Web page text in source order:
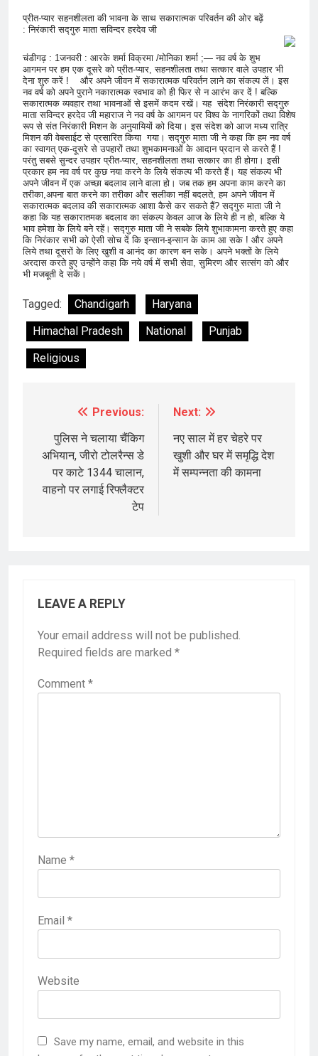
प्रीत-प्यार सहनशीलता की भावना के साथ सकारात्मक परिवर्तन की ओर बढ़ें
: निरंकारी सद्गुरु माता सविन्दर हरदेव जी
चंडीगढ़ : 1जनवरी : आरके शर्मा विक्रमा /मोनिका शर्मा ;— नव वर्ष के शुभ
आगमन पर हम एक दूसरे को प्रीत-प्यार, सहनशीलता तथा सत्कार वाले उपहार भी
देना शुरु करें ! और अपने जीवन में सकारात्मक परिवर्तन लाने का संकल्प लें। इस
नव वर्ष को अपने पुराने नकारात्मक स्वभाव को ही फिर से न आरंभ कर दें ! बल्कि
सकारात्मक व्यवहार तथा भावनाओं से इसमें कदम रखें। यह संदेश निरंकारी सद्गुरु
माता सविन्दर हरदेव जी महाराज ने नव वर्ष के आगमन पर विश्व के नागरिकों तथा विशेष
रूप से संत निरंकारी मिशन के अनुयायियों को दिया। इस संदेश को आज मध्य रात्रि
मिशन की वेबसाईट से प्रसारित किया गया। सद्गुरु माता जी ने कहा कि हम नव वर्ष
का स्वागत् एक-दूसरे से उपहारों तथा शुभकामनाओं के आदान प्रदान से करते हैं !
परंतु सबसे सुन्दर उपहार प्रीत-प्यार, सहनशीलता तथा सत्कार का ही होगा। इसी
प्रकार हम नव वर्ष पर कुछ नया करने के लिये संकल्प भी करते हैं। यह संकल्प भी
अपने जीवन में एक अच्छा बदलाव लाने वाला हो। जब तक हम अपना काम करने का
तरीका,अपना बात करने का तरीका और सलीका नहीं बदलते, हम अपने जीवन में
सकारात्मक बदलाव की सकारात्मक आशा कैसे कर सकते हैं? सद्गुरु माता जी ने
कहा कि यह सकारातमक बदलाव का संकल्प केवल आज के लिये ही न हो, बल्कि ये
भाव हमेशा के लिये बने रहें। सद्गुरु माता जी ने सबके लिये शुभाकामना करते हुए कहा
कि निरंकार सभी को ऐसी सोच दें कि इन्सान-इन्सान के काम आ सके ! और अपने
लिये तथा दूसरों के लिए खुशी व आनंद का कारण बन सके। अपने भक्तों के लिये
अरदास करते हुए उन्होंने कहा कि नये वर्ष में सभी सेवा, सुमिरण और सत्संग को और
भी मजबूती दे सकें।
Tagged: Chandigarh
Haryana
Himachal Pradesh
National
Punjab
Religious
navigation
Previous:
पुलिस ने चलाया चैंकिग
अभियान, जीरो टोलरैन्स डे
पर काटे 1344 चालान,
वाहनो पर लगाई रिफ्लैक्टर
टेप
Next:
नए साल में हर चेहरे पर
खुशी और घर में समृद्धि देश
में सम्पन्नता की कामना
LEAVE A REPLY
Your email address will not be published.
Required fields are marked *
Comment *
Name *
Email *
Website
Save my name, email, and website in this